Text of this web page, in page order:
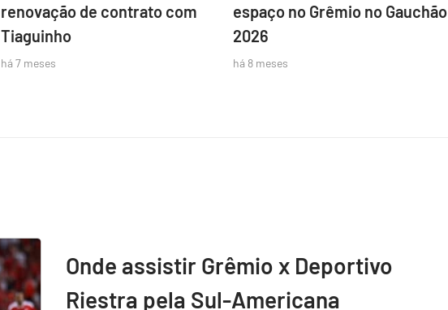
renovação de contrato com
Tiaguinho
há 7 meses
espaço no Grêmio no Gauchão
2026
há 8 meses
Onde assistir Grêmio x Deportivo
Riestra pela Sul-Americana